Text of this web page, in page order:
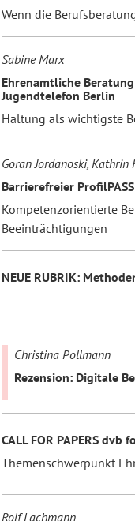
Wenn die
Sabine Marx
Ehrenamtliche
Jugendtelefon Berlin
Haltung als wichtigste
Goran Jordanoski, Kathrin
Barrierefreier
Kompetenzorientierte
Beeinträchtigungen
NEUE RUBRIK:
Christina Pollmann
Rezension: Digitale
CALL FOR PAPERS dvb
Themenschwerpunkt
Rolf Lachmann